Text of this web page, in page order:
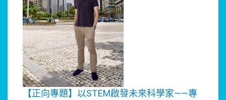
【正向專題】以STEM啟發未來科學家——專